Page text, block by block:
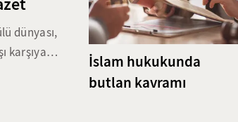
dünyası,
karşıya
Cami
1071 yılında Anadolu'nun
Anadolu'yu Müslümanların
İslam hukukunda
butlan kavramı